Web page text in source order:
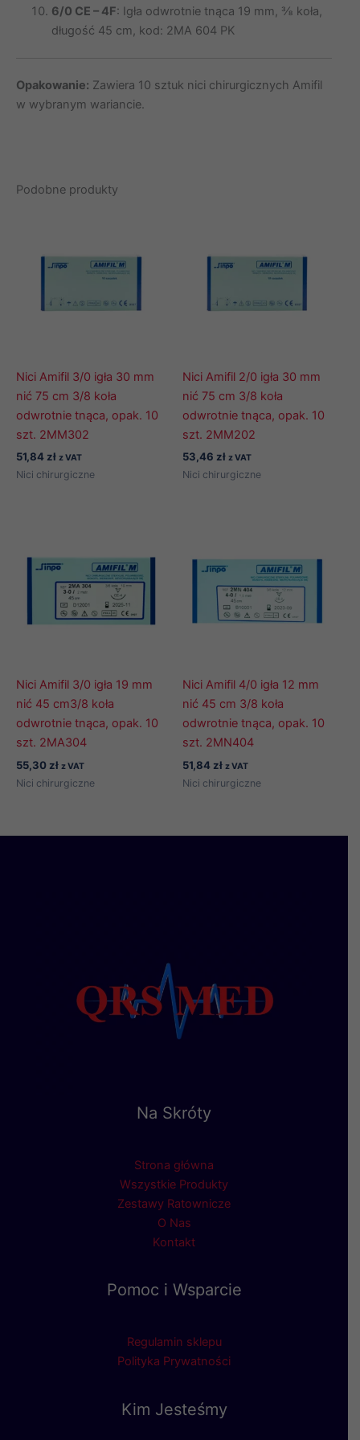
6/0 CE – 4F: Igła odwrotnie tnąca 19 mm, ⅜ koła,
długość 45 cm, kod: 2MA 604 PK
Opakowanie: Zawiera 10 sztuk nici chirurgicznych Amifil
w wybranym wariancie.
Podobne produkty
Nici Amifil 3/0 igła 30 mm
nić 75 cm 3/8 koła
odwrotnie tnąca, opak. 10
szt. 2MM302
51,84 zł z VAT
Nici chirurgiczne
Nici Amifil 2/0 igła 30 mm
nić 75 cm 3/8 koła
odwrotnie tnąca, opak. 10
szt. 2MM202
53,46 zł z VAT
Nici chirurgiczne
Nici Amifil 3/0 igła 19 mm
nić 45 cm3/8 koła
odwrotnie tnąca, opak. 10
szt. 2MA304
55,30 zł z VAT
Nici chirurgiczne
Nici Amifil 4/0 igła 12 mm
nić 45 cm 3/8 koła
odwrotnie tnąca, opak. 10
szt. 2MN404
51,84 zł z VAT
Nici chirurgiczne
Na Skróty
Strona główna
Wszystkie Produkty
Zestawy Ratownicze
O Nas
Kontakt
Pomoc i Wsparcie
Regulamin sklepu
Polityka Prywatności
Kim Jesteśmy